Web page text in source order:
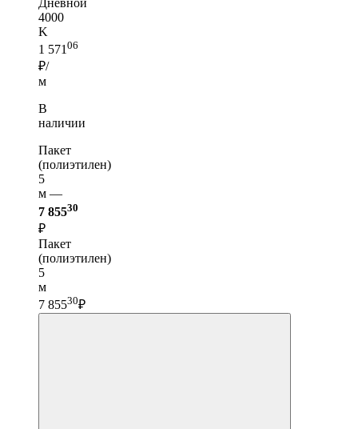
4000
K
1 571 06
₽/
м
В
наличии
Пакет
(полиэтилен)
5
м —
7 85530
₽
Пакет
(полиэтилен)
5
м
7 85530₽